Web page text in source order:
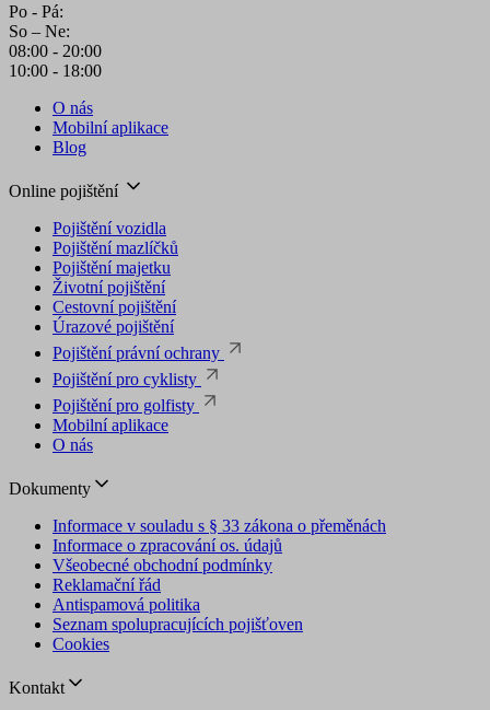
Po - Pá:
So – Ne:
08:00 - 20:00
10:00 - 18:00
O nás
Mobilní aplikace
Blog
Online pojištění
Pojištění vozidla
Pojištění mazlíčků
Pojištění majetku
Životní pojištění
Cestovní pojištění
Úrazové pojištění
Pojištění právní ochrany
Pojištění pro cyklisty
Pojištění pro golfisty
Mobilní aplikace
O nás
Dokumenty
Informace v souladu s § 33 zákona o přeměnách
Informace o zpracování os. údajů
Všeobecné obchodní podmínky
Reklamační řád
Antispamová politika
Seznam spolupracujících pojišťoven
Cookies
Kontakt